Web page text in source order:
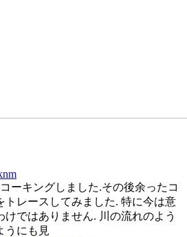
ーキングしました.その後余ったコ
トレースしてみました. 特に今は意
ではありません. 川の流れのよう
うにも見